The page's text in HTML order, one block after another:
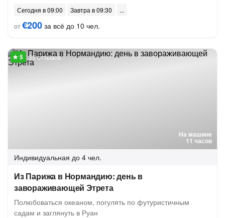
Сегодня в 09:00
Завтра в 09:30
от€200 за всё до 10 чел.
На машине
11 часов
35 отзывов
Индивидуальная до 4 чел.
Из Парижа в Нормандию: день в
завораживающей Этрета
Полюбоваться океаном, погулять по футуристичным
садам и заглянуть в Руан